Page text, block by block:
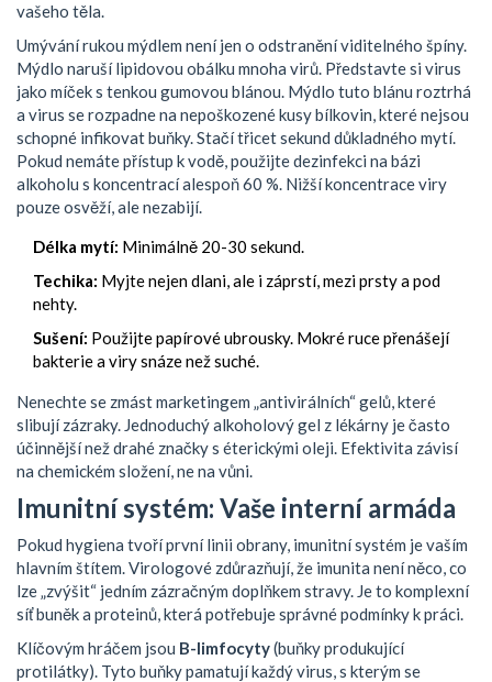
vašeho těla.
Umývání rukou mýdlem není jen o odstranění viditelného špíny.
Mýdlo naruší lipidovou obálku mnoha virů. Představte si virus
jako míček s tenkou gumovou blánou. Mýdlo tuto blánu roztrhá
a virus se rozpadne na nepoškozené kusy bílkovin, které nejsou
schopné infikovat buňky. Stačí třicet sekund důkladného mytí.
Pokud nemáte přístup k vodě, použijte dezinfekci na bázi
alkoholu s koncentrací alespoň 60 %. Nižší koncentrace viry
pouze osvěží, ale nezabijí.
Délka mytí: Minimálně 20-30 sekund.
Techika: Myjte nejen dlani, ale i záprstí, mezi prsty a pod
nehty.
Sušení: Použijte papírové ubrousky. Mokré ruce přenášejí
bakterie a viry snáze než suché.
Nenechte se zmást marketingem „antivirálních“ gelů, které
slibují zázraky. Jednoduchý alkoholový gel z lékárny je často
účinnější než drahé značky s éterickými oleji. Efektivita závisí
na chemickém složení, ne na vůni.
Imunitní systém: Vaše interní armáda
Pokud hygiena tvoří první linii obrany, imunitní systém je vaším
hlavním štítem. Virologové zdůrazňují, že imunita není něco, co
lze „zvýšit“ jedním zázračným doplňkem stravy. Je to komplexní
síť buněk a proteinů, která potřebuje správné podmínky k práci.
Klíčovým hráčem jsou B-limfocyty(buňky produkující
protilátky). Tyto buňky pamatují každý virus, s kterým se